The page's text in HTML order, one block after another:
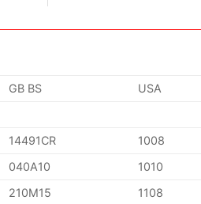
GB BS USA
14491CR
1008
040A10 1010
210M15
1108